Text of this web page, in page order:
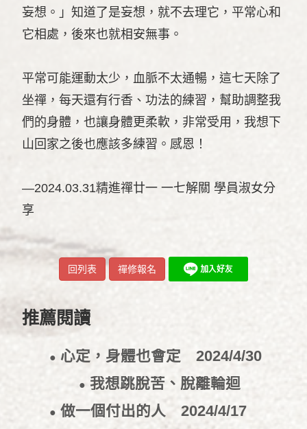
妄想。」知道了是妄想，就不去理它，平常心和
它相處，後來也就相安無事。
平常可能運動太少，血脈不太通暢，這七天除了
坐禪，每天還有行香、功法的練習，幫助調整我
們的身體，也讓身體更柔軟，非常受用，我想下
山回家之後也應該多練習。感恩！
—2024.03.31精進禪廿一 一七解關 學員淑女分
享
回列表 禪修報名
推薦閱讀
● 心定，身體也會定 2024/4/30
● 我想跳脫苦、脫離輪迴
2024/4/24
● 做一個付出的人 2024/4/17